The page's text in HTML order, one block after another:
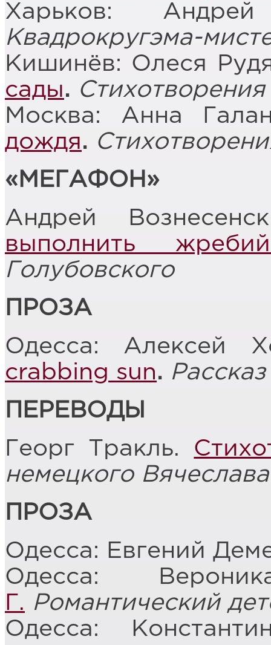
Харьков:
Квадрокругэма-
Кишинёв: Олеся
сады. Стихотворения
Москва: Анна
дождя.
«МЕГАФОН»
Андрей
выполнить
Голубовского
ПРОЗА
Одесса: Алексей
crabbing sun. Рассказ
ПЕРЕВОДЫ
Георг Тракль.
немецкого
ПРОЗА
Одесса: Евгений
Одесса:
Г. Романтический
Одесса: